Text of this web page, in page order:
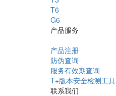
T6
G6
产品服务
产品注册
防伪查询
服务有效期查询
T+版本安全检测工具
联系我们